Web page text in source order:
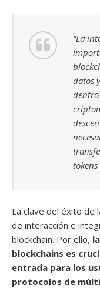
“La
datos
dentro
tokens
La clave del éxito de
de interacción e
blockchain. Por ello,
blockchains es
entrada para los
protocolos de